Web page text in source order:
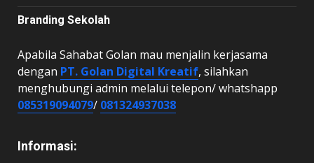
Branding Sekolah
Apabila Sahabat Golan mau menjalin kerjasama
dengan PT. Golan Digital Kreatif, silahkan
menghubungi admin melalui telepon/ whatshapp
085319094079/ 081324937038
Informasi: